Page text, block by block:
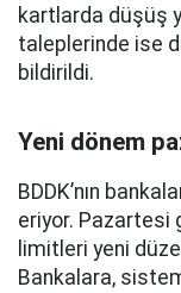
kartlarda düşüş
taleplerinde ise
bildirildi.
Yeni dönem
BDDK’nın
eriyor. Pazartesi
limitleri yeni
Bankalara,